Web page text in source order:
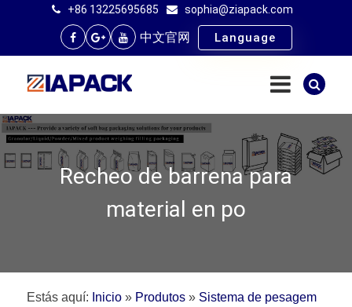
+86 13225695685 sophia@ziapack.com
中文官网 Language
Recheo de barrena para
material en po
Estás aquí: Inicio » Produtos » Sistema de pesagem